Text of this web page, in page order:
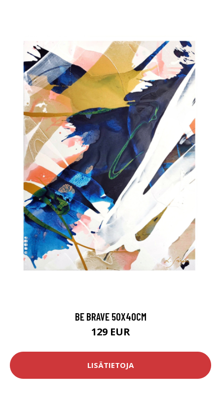
BE BRAVE 50X40CM
129 EUR
LISÄTIETOJA